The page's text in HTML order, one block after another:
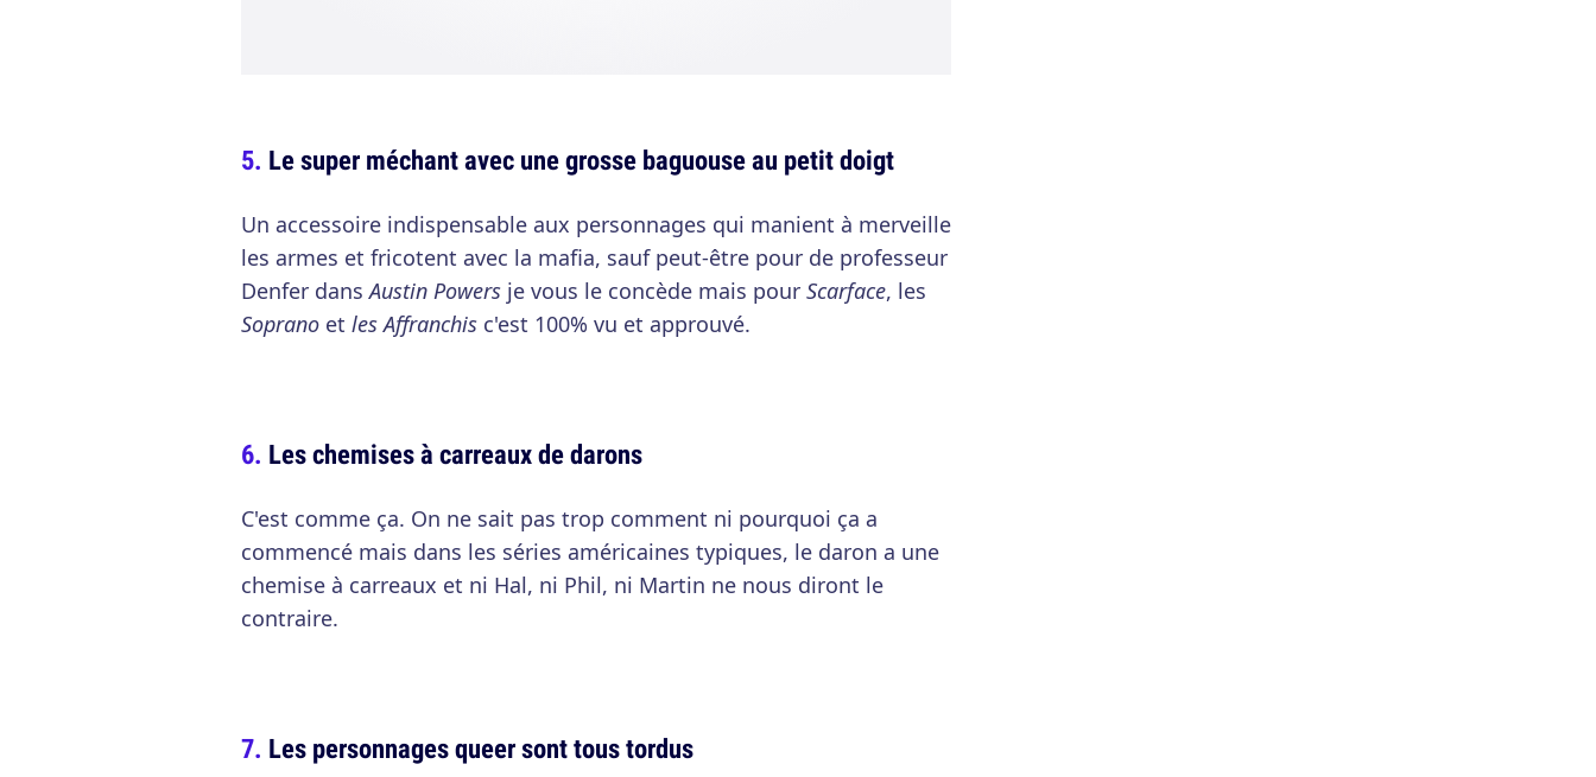
Le super méchant avec une grosse baguouse au petit doigt
Un accessoire indispensable aux personnages qui manient à merveille
les armes et fricotent avec la mafia, sauf peut-être pour de professeur
Denfer dansAustin Powers je vous le concède mais pour Scarface, les
Soprano et les Affranchis c'est 100% vu et approuvé.
Les chemises à carreaux de darons
C'est comme ça. On ne sait pas trop comment ni pourquoi ça a
commencé mais dans les séries américaines typiques, le daron a une
chemise à carreaux et ni Hal, ni Phil, ni Martin ne nous diront le
contraire.
Les personnages queer sont tous tordus